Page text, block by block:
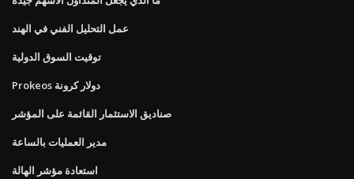
عمل التحليل الفني في الهند
توقيت السوق الدولية
Prokeos دولار كرونة
صناديق الاستثمار القائمة على المؤشر
مدير العمليات بالساعة
استعادة مؤشر الهالة